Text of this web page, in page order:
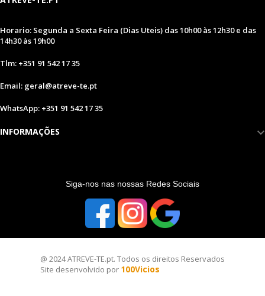
Horario: Segunda a Sexta Feira (Dias Uteis) das 10h00 às 12h30 e das
14h30 às 19h00
Tlm: +351 91 542 17 35
Email: geral@atreve-te.pt
WhatsApp: +351 91 542 17 35
INFORMAÇÕES
Siga-nos nas nossas Redes Sociais
@ 2024 ATREVE-TE.pt. Todos os direitos Reservados
Site desenvolvido por 100Vicios